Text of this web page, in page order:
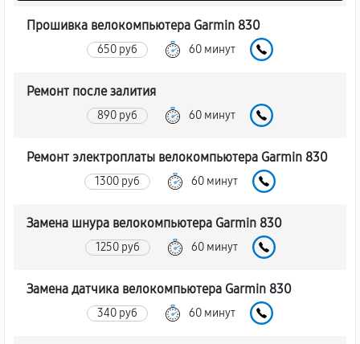
Прошивка велокомпьютера Garmin 830
650 руб 60 минут
Ремонт после залития
890 руб 60 минут
Ремонт электроплаты велокомпьютера Garmin 830
1300 руб 60 минут
Замена шнура велокомпьютера Garmin 830
1250 руб 60 минут
Замена датчика велокомпьютера Garmin 830
340 руб 60 минут